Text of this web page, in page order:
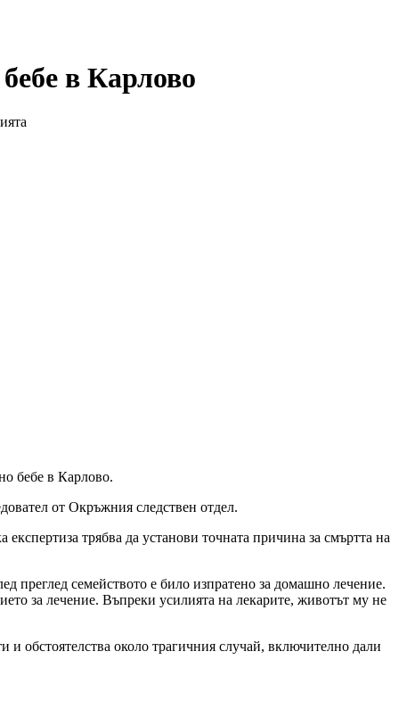
в Карлово
бебе в Карлово.
от Окръжния следствен отдел.
трябва да установи точната причина за смъртта на
преглед семейството е било изпратено за домашно лечение.
за лечение. Въпреки усилията на лекарите, животът му не
и обстоятелства около трагичния случай, включително дали